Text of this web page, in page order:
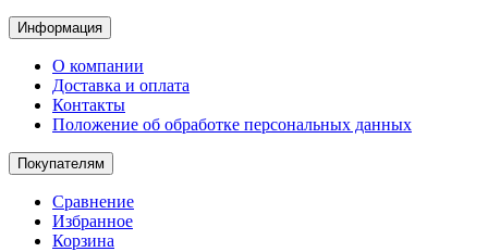
Информация
О компании
Доставка и оплата
Контакты
Положение об обработке персональных данных
Покупателям
Сравнение
Избранное
Корзина